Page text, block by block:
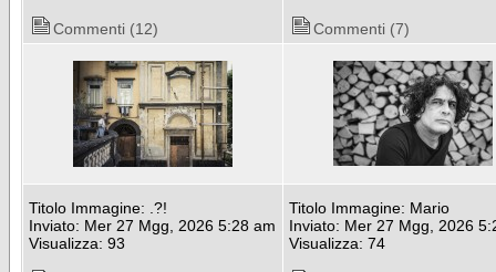
Commenti (12) Commenti (7)
Titolo Immagine: .?!
Inviato: Mer 27 Mgg, 2026 5:28 am
Visualizza: 93
Titolo Immagine: Mario
Inviato: Mer 27 Mgg, 2026
Visualizza: 74